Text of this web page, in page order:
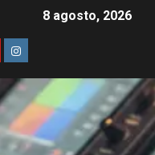
8 agosto, 2026